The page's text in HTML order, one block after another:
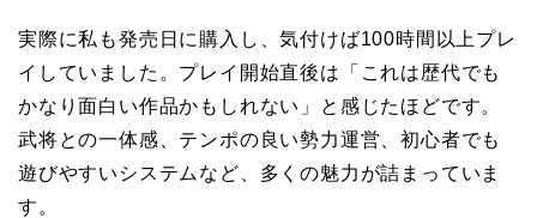
実際に私も発売日に購入し、気付けば100時間以上プレ
イしていました。プレイ開始直後は「これは歴代でも
かなり面白い作品かもしれない」と感じたほどです。
武将との一体感、テンポの良い勢力運営、初心者でも
遊びやすいシステムなど、多くの魅力が詰まっていま
す。